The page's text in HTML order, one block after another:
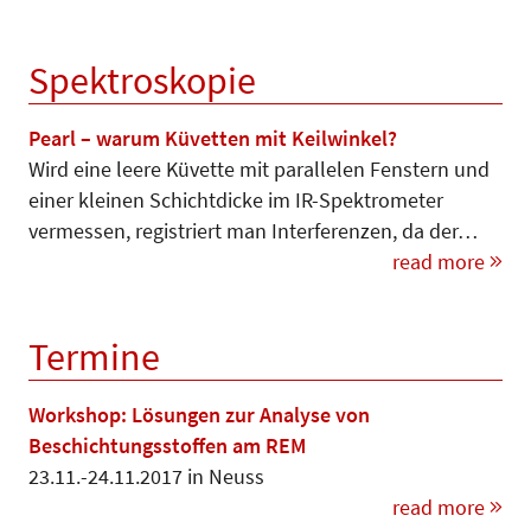
Spektroskopie
Pearl – warum Küvetten mit Keilwinkel?
Wird eine leere Küvette mit paralle­len Fenstern und
einer kleinen Schichtdicke im IR-Spektrometer
vermessen, registriert man Interferenzen, da der…
read more
Termine
Workshop: Lösungen zur Analyse von
Beschichtungsstoffen am REM
23.11.-24.11.2017 in Neuss
read more